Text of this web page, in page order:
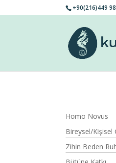
+90(216)449
Homo Novus
Bireysel/Kişisel
Zihin Beden Ruh